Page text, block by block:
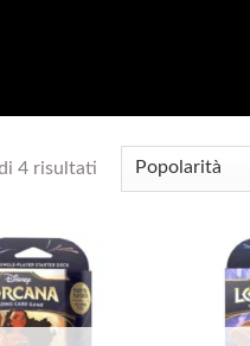
4 risultatiPopolarità